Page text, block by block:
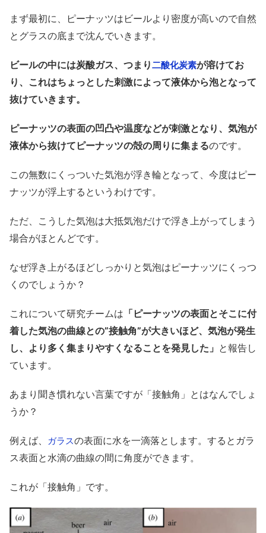
まず最初に、ピーナッツはビールより密度が高いので自然
とグラスの底まで沈んでいきます。
ビールの中には炭酸ガス、つまり二酸化炭素が溶けてお
り、これはちょっとした刺激によって液体から泡となって
抜けていきます。
ピーナッツの表面の凹凸や温度などが刺激となり、気泡が
液体から抜けてピーナッツの殻の周りに集まるのです。
この無数にくっついた気泡が浮き輪となって、今度はピー
ナッツが浮上するというわけです。
ただ、こうした気泡は大抵気泡だけで浮き上がってしまう
場合がほとんどです。
なぜ浮き上がるほどしっかりと気泡はピーナッツにくっつ
くのでしょうか？
これについて研究チームは 「ピーナッツの表面とそこに付
着した気泡の曲線との”接触角”が大きいほど、気泡が発生
し、より多く集まりやすくなることを発見した」 と報告し
ています。
あまり聞き慣れない言葉ですが「接触角」とはなんでしょ
うか？
例えば、 ガラスの表面に水を一滴落とします。するとガラ
ス表面と水滴の曲線の間に角度ができます。
これが「接触角」です。